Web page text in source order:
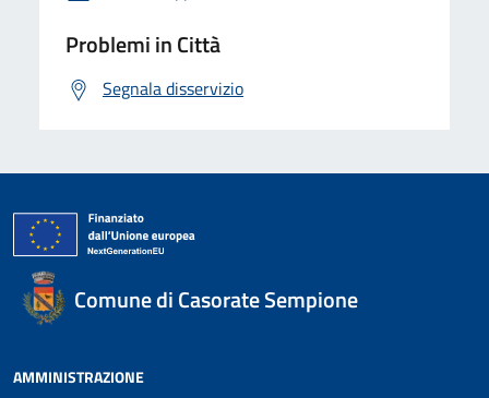
Problemi in Città
Segnala disservizio
Comune di Casorate Sempione
AMMINISTRAZIONE